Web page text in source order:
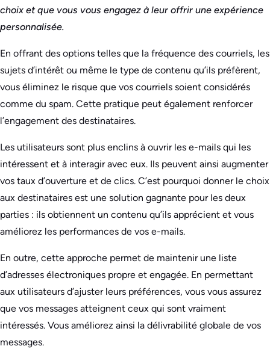
choix et que vous vous engagez à leur offrir une expérience
personnalisée.
En offrant des options telles que la fréquence des courriels, les
sujets d’intérêt ou même le type de contenu qu’ils préfèrent,
vous éliminez le risque que vos courriels soient considérés
comme du spam. Cette pratique peut également renforcer
l’engagement des destinataires.
Les utilisateurs sont plus enclins à ouvrir les e-mails qui les
intéressent et à interagir avec eux. Ils peuvent ainsi augmenter
vos taux d’ouverture et de clics. C’est pourquoi donner le choix
aux destinataires est une solution gagnante pour les deux
parties : ils obtiennent un contenu qu’ils apprécient et vous
améliorez les performances de vos e-mails.
En outre, cette approche permet de maintenir une liste
d’adresses électroniques propre et engagée. En permettant
aux utilisateurs d’ajuster leurs préférences, vous vous assurez
que vos messages atteignent ceux qui sont vraiment
intéressés. Vous améliorez ainsi la délivrabilité globale de vos
messages.